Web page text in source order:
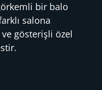
bir balo
salona
ve gösterişli özel